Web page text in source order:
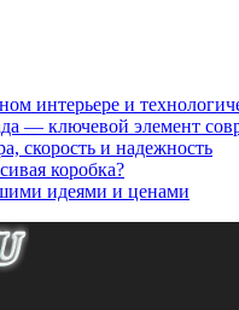
интерьере и
— ключевой элемент
скорость и надежность
коробка?
идеями и ценами